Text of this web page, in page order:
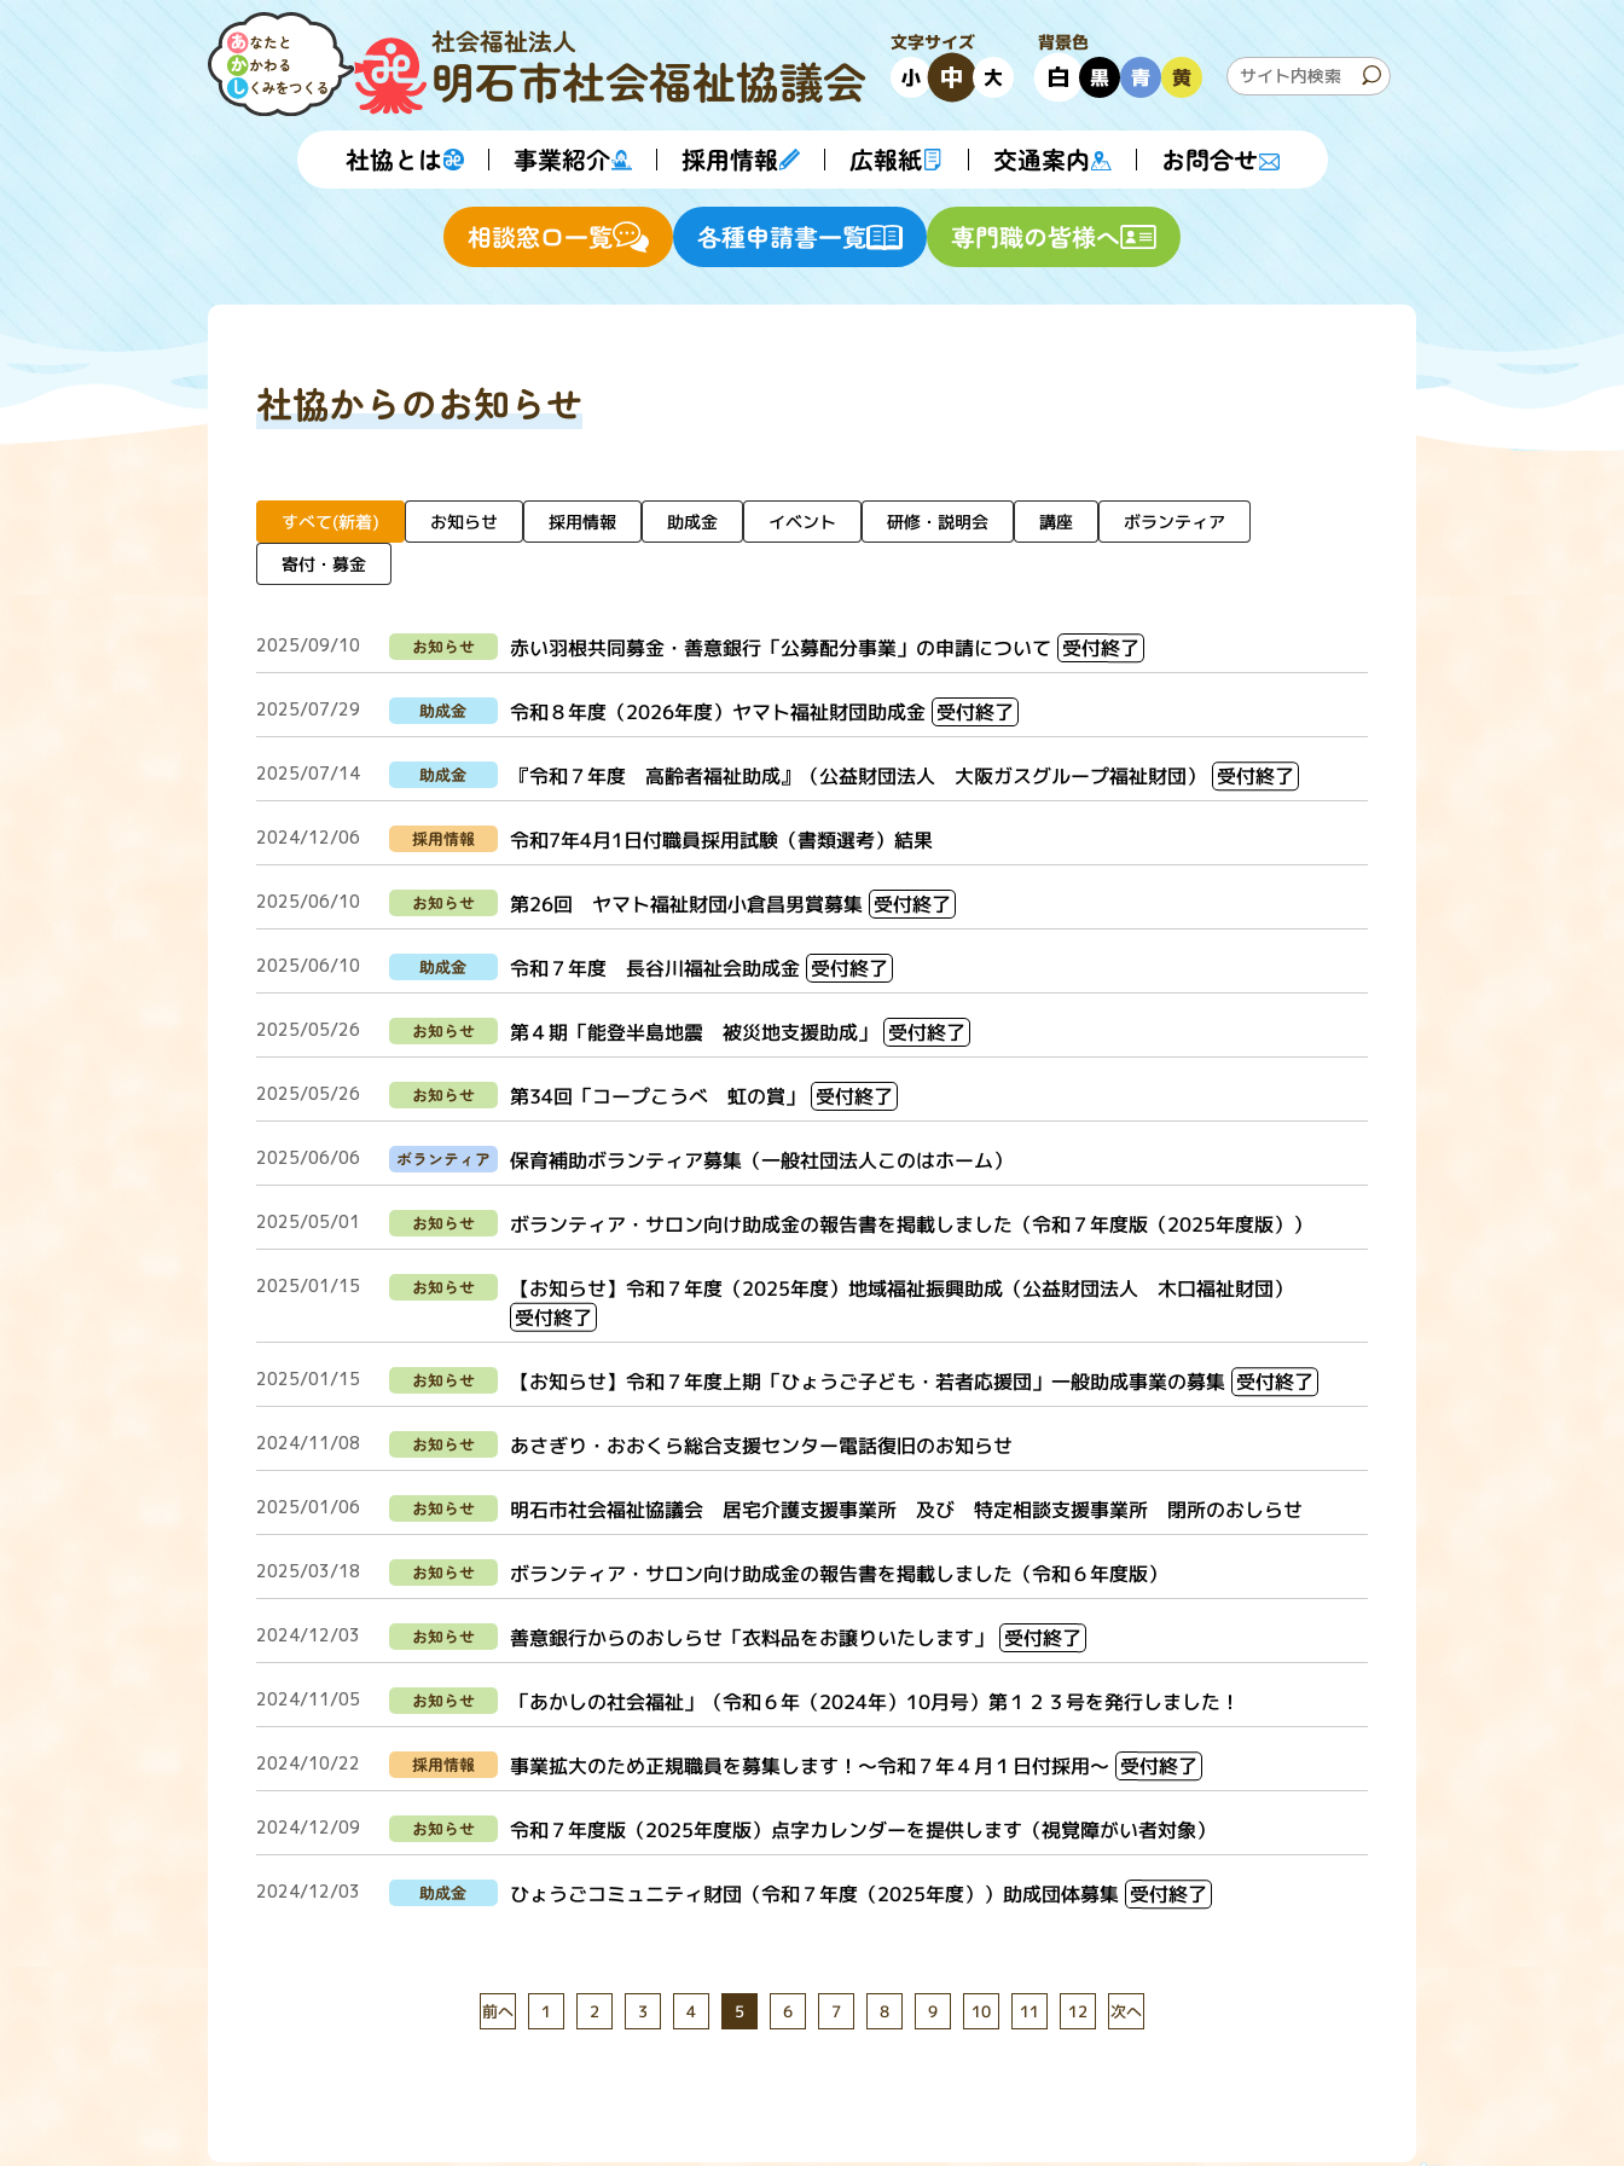
社会福祉法人
明石市社会福祉協議会
文字サイズ
小 中 大
背景色
白 黒 青 黄
社協とは 事業紹介 採用情報 広報紙 交通案内 お問合せ
相談窓口一覧 各種申請書一覧 専門職の皆様へ
社協からのお知らせ
すべて(新着) お知らせ 採用情報 助成金 イベント 研修・説明会 講座 ボランティア
寄付・募金
2025/09/10 お知らせ 赤い羽根共同募金・善意銀行「公募配分事業」の申請について 受付終了
2025/07/29 助成金 令和８年度（2026年度）ヤマト福祉財団助成金 受付終了
2025/07/14 助成金 『令和７年度 高齢者福祉助成』（公益財団法人 大阪ガスグループ福祉財団） 受付終了
2024/12/06 採用情報 令和7年4月1日付職員採用試験（書類選考）結果
2025/06/10 お知らせ 第26回 ヤマト福祉財団小倉昌男賞募集 受付終了
2025/06/10 助成金 令和７年度 長谷川福祉会助成金 受付終了
2025/05/26 お知らせ 第４期「能登半島地震 被災地支援助成」 受付終了
2025/05/26 お知らせ 第34回「コープこうべ 虹の賞」 受付終了
2025/06/06 ボランティア 保育補助ボランティア募集（一般社団法人このはホーム）
2025/05/01 お知らせ ボランティア・サロン向け助成金の報告書を掲載しました（令和７年度版（2025年度版））
2025/01/15 お知らせ 【お知らせ】令和７年度（2025年度）地域福祉振興助成（公益財団法人 木口福祉財団）
受付終了
2025/01/15 お知らせ 【お知らせ】令和７年度上期「ひょうご子ども・若者応援団」一般助成事業の募集 受付終了
2024/11/08 お知らせ あさぎり・おおくら総合支援センター電話復旧のお知らせ
2025/01/06 お知らせ 明石市社会福祉協議会 居宅介護支援事業所 及び 特定相談支援事業所 閉所のおしらせ
2025/03/18 お知らせ ボランティア・サロン向け助成金の報告書を掲載しました（令和６年度版）
2024/12/03 お知らせ 善意銀行からのおしらせ「衣料品をお譲りいたします」 受付終了
2024/11/05 お知らせ 「あかしの社会福祉」（令和６年（2024年）10月号）第１２３号を発行しました！
2024/10/22 採用情報 事業拡大のため正規職員を募集します！～令和７年４月１日付採用～ 受付終了
2024/12/09 お知らせ 令和７年度版（2025年度版）点字カレンダーを提供します（視覚障がい者対象）
2024/12/03 助成金 ひょうごコミュニティ財団（令和７年度（2025年度））助成団体募集 受付終了
前へ 1 2 3 4 5 6 7 8 9 10 11 12 次へ